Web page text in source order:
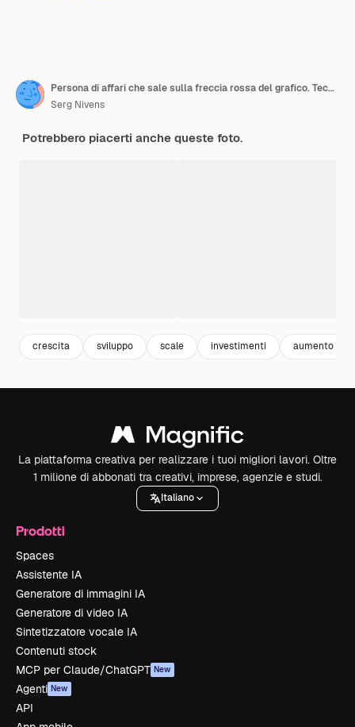
Persona di affari che sale sulla freccia rossa del grafico. Tecnica mista
Serg Nivens
Potrebbero piacerti anche queste foto.
crescita sviluppo scale investimenti aumento
La piattaforma creativa per realizzare i tuoi migliori lavori. Oltre
1 milione di abbonati tra creativi, imprese, agenzie e studi.
Italiano
Prodotti
Spaces
Assistente IA
Generatore di immagini IA
Generatore di video IA
Sintetizzatore vocale IA
Contenuti stock
MCP per Claude/ChatGPT New
Agenti New
API